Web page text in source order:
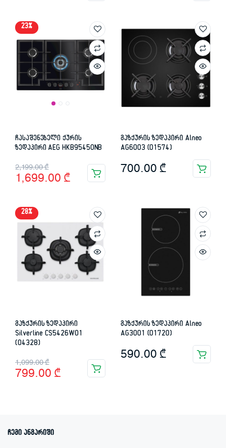
23%
ჩასაშენებელი ქურის
ზედაპირი AEG HKB95450NB
2,199.00₾
Original
price
2,199.00 ₾.
1,699.00 ₾
Current
price
1,699.00 ₾.
გაზქურის ზედაპირი Alneo
AG6003 (01574)
700.00 ₾
28%
გაზქურის ზედაპირი
Silverline CS5426W01
(04328)
1,099.00₾
Original
price
799.00 ₾
Current
price
გაზქურის ზედაპირი Alneo
AG3001 (01720)
590.00 ₾
ჩემი ანგარიში